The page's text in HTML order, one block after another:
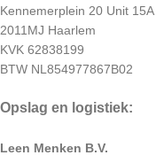
Kennemerplein 20 Unit 15A
2011MJ Haarlem
KVK 62838199
BTW NL854977867B02
Opslag en logistiek:
Leen Menken B.V.